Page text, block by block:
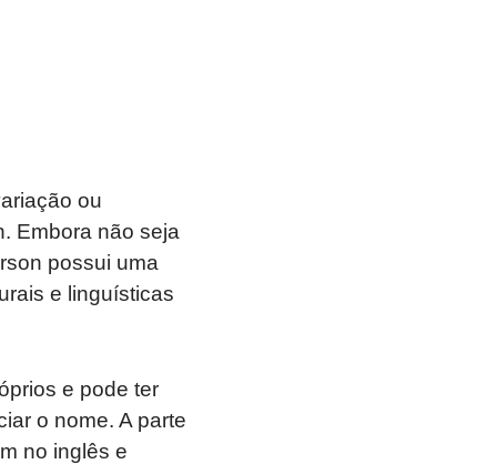
ou
Embora não seja
possui uma
e linguísticas
e pode ter
o nome. A parte
no inglês e